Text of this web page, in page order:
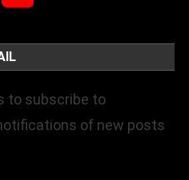
to subscribe to
of new posts